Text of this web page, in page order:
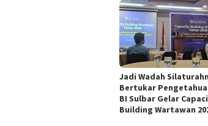
Jadi Wadah
Bertukar
BI Sulbar Gelar
Building Wartawan